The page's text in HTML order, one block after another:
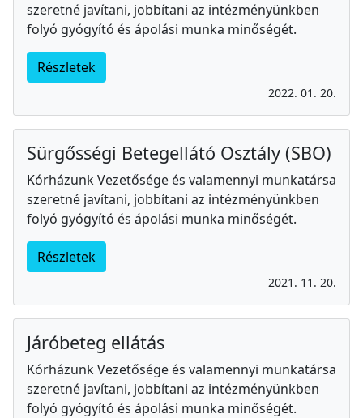
szeretné javítani, jobbítani az intézményünkben
folyó gyógyító és ápolási munka minőségét.
Részletek
2022. 01. 20.
Sürgősségi Betegellátó Osztály (SBO)
Kórházunk Vezetősége és valamennyi munkatársa
szeretné javítani, jobbítani az intézményünkben
folyó gyógyító és ápolási munka minőségét.
Részletek
2021. 11. 20.
Járóbeteg ellátás
Kórházunk Vezetősége és valamennyi munkatársa
szeretné javítani, jobbítani az intézményünkben
folyó gyógyító és ápolási munka minőségét.